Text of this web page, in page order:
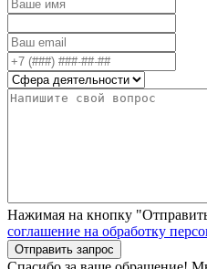
Нажимая на кнопку
соглашение на обработку
Отправить запрос